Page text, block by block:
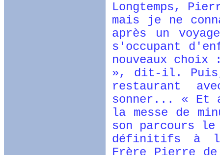
Longtemps,
mais je ne
après un
s'occupant
nouveaux
», dit-il. Puis,
restaurant
sonner... «
la messe de
son parcours
définitifs à la
Frère Pierre